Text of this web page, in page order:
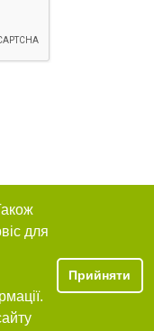
для
Прийняти